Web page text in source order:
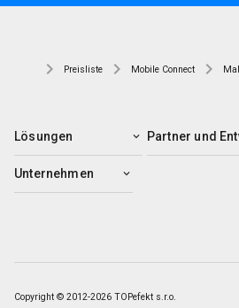
Preisliste Mobile Connect
Lösungen Partner und
Unternehmen
Copyright © 2012-2026 TOPefekt s.r.o.